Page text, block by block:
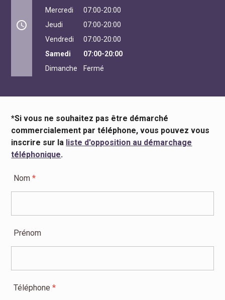
access_time
Mercredi
07:00-20:00
Jeudi
07:00-20:00
Vendredi
07:00-20:00
Samedi
07:00-20:00
Dimanche
Fermé
*Si vous ne souhaitez pas être démarché
commercialement par téléphone, vous pouvez vous
inscrire sur la liste d'opposition au démarchage
téléphonique.
Nom*
Prénom
Téléphone*